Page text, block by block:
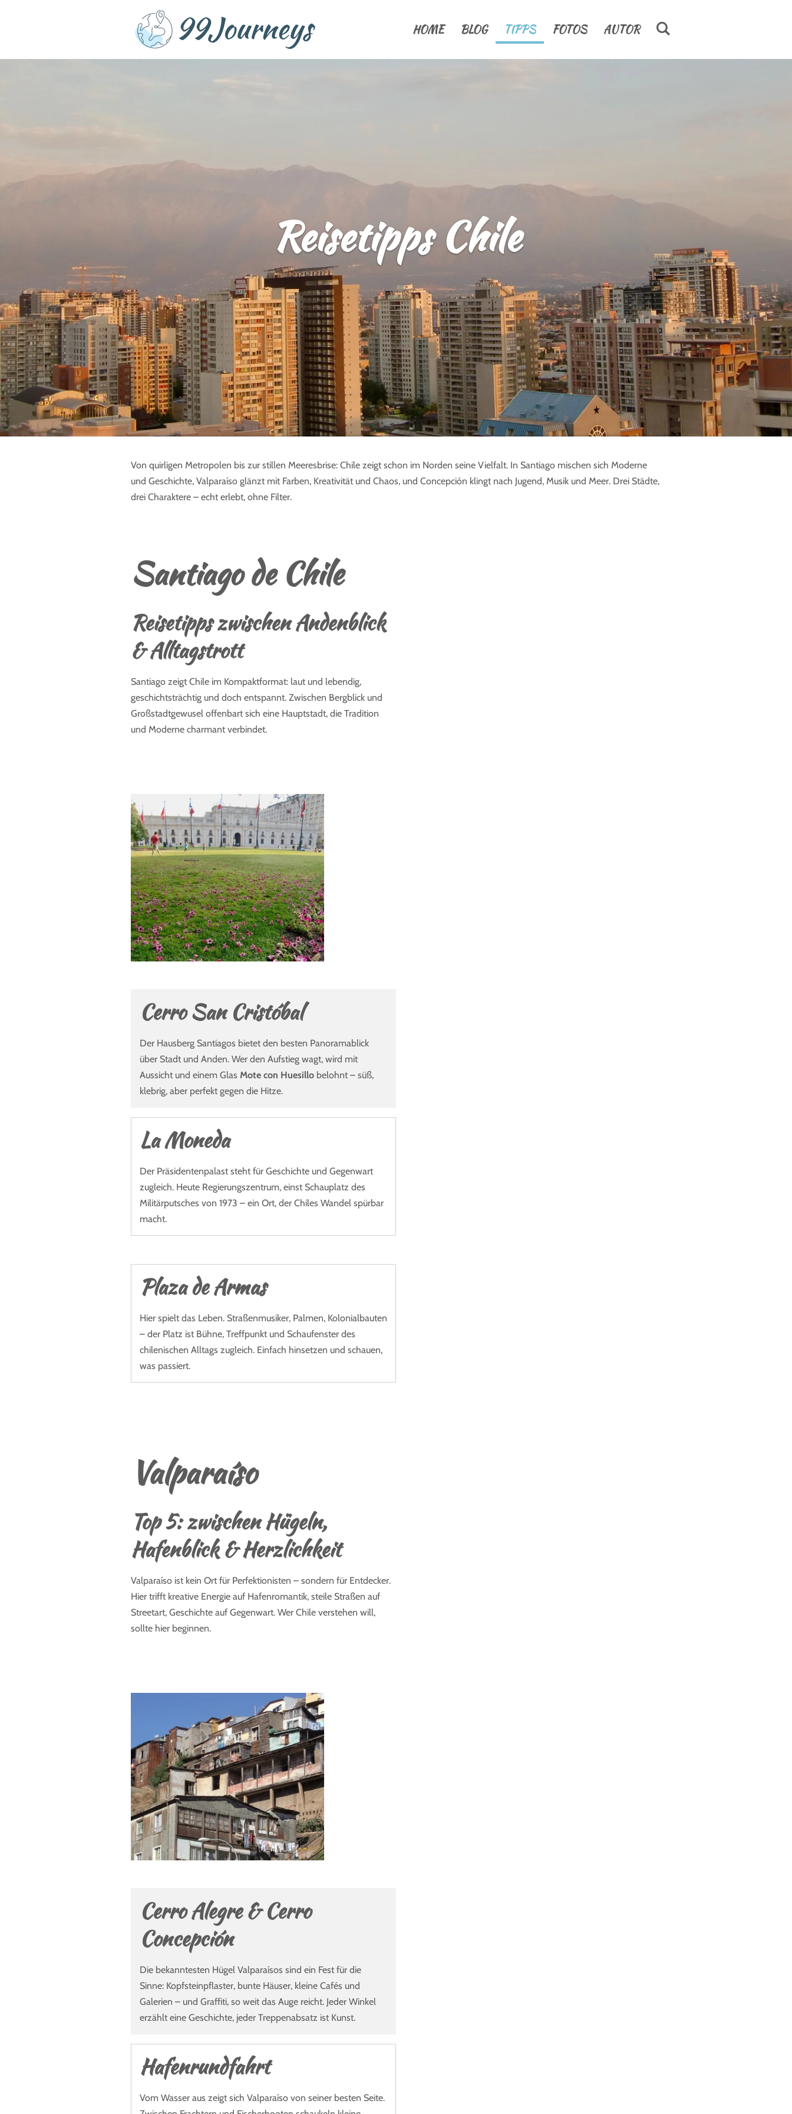
HOME BLOG TIPPS FOTOS AUTOR
Reisetipps Chile
Von quirligen Metropolen bis zur stillen Meeresbrise: Chile zeigt schon im Norden seine Vielfalt. In Santiago mischen sich Moderne
und Geschichte, Valparaíso glänzt mit Farben, Kreativität und Chaos, und Concepción klingt nach Jugend, Musik und Meer. Drei Städte,
drei Charaktere – echt erlebt, ohne Filter.
Santiago de Chile
Reisetipps zwischen Andenblick
& Alltagstrott
Santiago zeigt Chile im Kompaktformat: laut und lebendig,
geschichtsträchtig und doch entspannt. Zwischen Bergblick und
Großstadtgewusel offenbart sich eine Hauptstadt, die Tradition
und Moderne charmant verbindet.
Cerro San Cristóbal
Der Hausberg Santiagos bietet den besten Panoramablick
über Stadt und Anden. Wer den Aufstieg wagt, wird mit
Aussicht und einem Glas Mote con Huesillo belohnt – süß,
klebrig, aber perfekt gegen die Hitze.
La Moneda
Der Präsidentenpalast steht für Geschichte und Gegenwart
zugleich. Heute Regierungszentrum, einst Schauplatz des
Militärputsches von 1973 – ein Ort, der Chiles Wandel spürbar
macht.
Plaza de Armas
Hier spielt das Leben. Straßenmusiker, Palmen, Kolonialbauten
– der Platz ist Bühne, Treffpunkt und Schaufenster des
chilenischen Alltags zugleich. Einfach hinsetzen und schauen,
was passiert.
Valparaíso
Top 5: zwischen Hügeln,
Hafenblick & Herzlichkeit
Valparaíso ist kein Ort für Perfektionisten – sondern für Entdecker.
Hier trifft kreative Energie auf Hafenromantik, steile Straßen auf
Streetart, Geschichte auf Gegenwart. Wer Chile verstehen will,
sollte hier beginnen.
Cerro Alegre & Cerro
Concepción
Die bekanntesten Hügel Valparaísos sind ein Fest für die
Sinne: Kopfsteinpflaster, bunte Häuser, kleine Cafés und
Galerien – und Graffiti, so weit das Auge reicht. Jeder Winkel
erzählt eine Geschichte, jeder Treppenabsatz ist Kunst.
Hafenrundfahrt
Vom Wasser aus zeigt sich Valparaíso von seiner besten Seite.